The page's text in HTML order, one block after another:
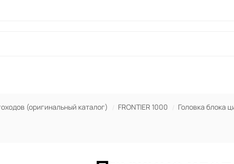
(оригинальный каталог) FRONTIER 1000
Головка блока